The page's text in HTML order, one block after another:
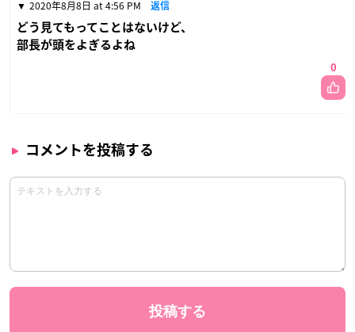
2020年8月8日 at 4:56 PM 返信
どう見てもってことはないけど、
部長が頭をよぎるよね
0
コメントを投稿する